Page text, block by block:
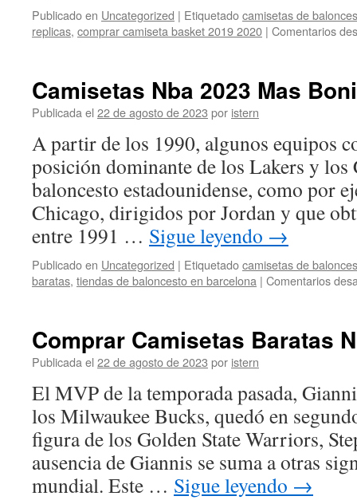
Publicado en Uncategorized | Etiquetadocamisetas de
replicas, comprar camiseta basket 2019 2020 | Comentarios
Camisetas Nba 2023 Mas
Publicada el 22 de agosto de 2023 por istern
A partir de los 1990, algunos equipos
posición dominante de los Lakers y los
baloncesto estadounidense, como por
Chicago, dirigidos por Jordan y que
entre 1991 … Sigue leyendo →
Publicado en Uncategorized | Etiquetadocamisetas de
baratas, tiendas de baloncesto en barcelona | Comentarios
Comprar Camisetas Baratas
Publicada el 22 de agosto de 2023 por istern
El MVP de la temporada pasada,
los Milwaukee Bucks, quedó en
figura de los Golden State Warriors,
ausencia de Giannis se suma a otras
mundial. Este … Sigue leyendo →